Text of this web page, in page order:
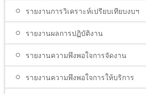
รายงานการวิเคราะห์เปรียบเทียบงบฯ
รายงานผลการปฏิบัติงาน
รายงานความพึงพอใจการจัดงาน
รายงานความพึงพอใจการให้บริการ